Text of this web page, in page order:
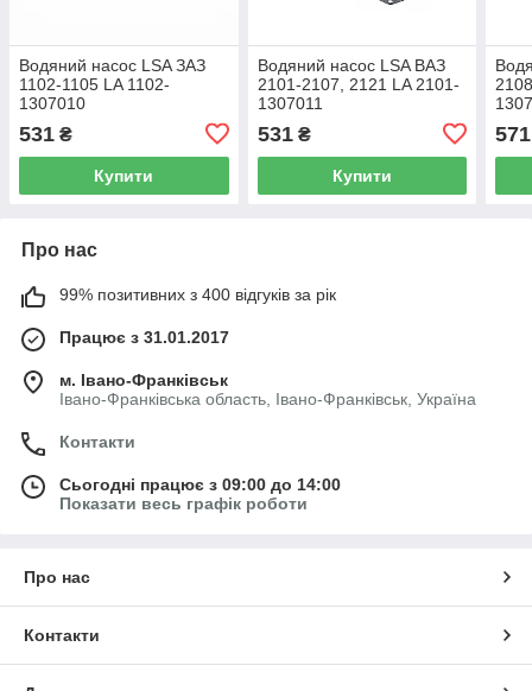
Водяний насос LSA ЗАЗ
1102-1105 LA 1102-
1307010
531 ₴
Купити
Водяний насос LSA ВАЗ
2101-2107, 2121 LA 2101-
1307011
531₴
Купити
571
Про нас
99% позитивних з 400 відгуків за рік
Працює з 31.01.2017
м. Івано-Франківськ
Івано-Франківська область, Івано-Франківськ, Україна
Контакти
Сьогодні працює з 09:00 до 14:00
Показати весь графік роботи
Про нас
Контакти